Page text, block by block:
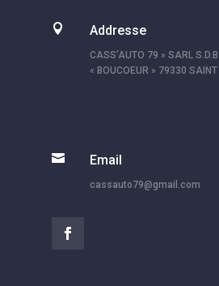
 Addresse
CASS’AUTO 79 » SARL
« BOUCOEUR » 79330
 Email
cassauto79@gmail.com